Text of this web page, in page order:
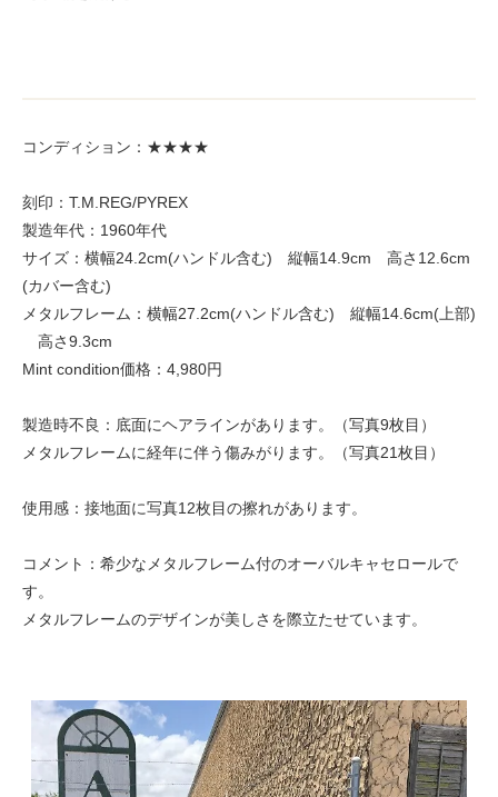
コンディション：★★★★
刻印：T.M.REG/PYREX
製造年代：1960年代
サイズ：横幅24.2cm(ハンドル含む) 縦幅14.9cm 高さ12.6cm
(カバー含む)
メタルフレーム：横幅27.2cm(ハンドル含む) 縦幅14.6cm(上部)
高さ9.3cm
Mint condition価格：4,980円
製造時不良：底面にヘアラインがあります。（写真9枚目）
メタルフレームに経年に伴う傷みがります。（写真21枚目）
使用感：接地面に写真12枚目の擦れがあります。
コメント：希少なメタルフレーム付のオーバルキャセロールで
す。
メタルフレームのデザインが美しさを際立たせています。